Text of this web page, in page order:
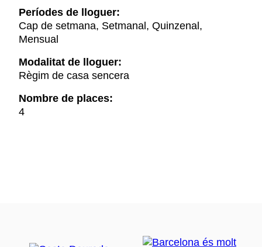
Períodes de lloguer:
Cap de setmana, Setmanal, Quinzenal,
Mensual
Modalitat de lloguer:
Règim de casa sencera
Nombre de places:
4